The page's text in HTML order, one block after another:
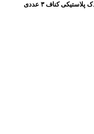
کناف ۳ عددی